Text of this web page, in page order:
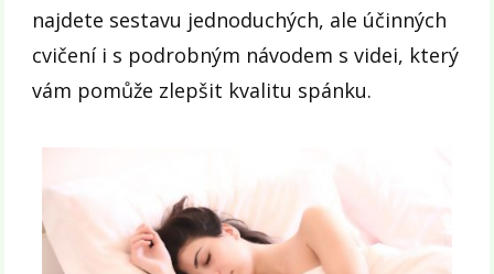
najdete sestavu jednoduchých, ale účinných
cvičení i s podrobným návodem s videi, který
vám pomůže zlepšit kvalitu spánku.